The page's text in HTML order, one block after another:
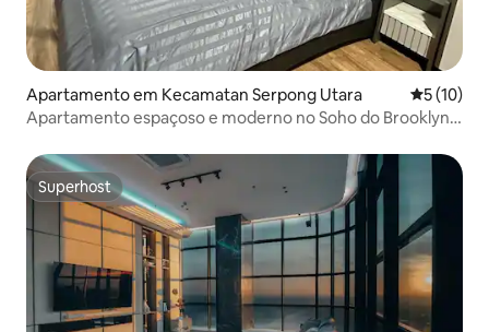
Apartamento em Kecamatan Serpong Utara
5 (10)
Apartamento espaçoso e moderno no Soho do Brooklyn
Superhost
Superhost